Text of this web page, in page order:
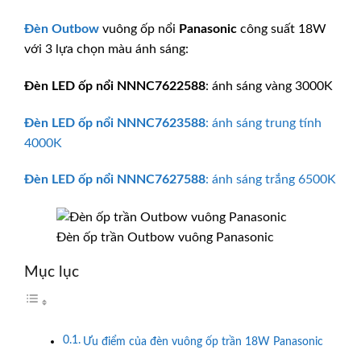
Đèn Outbow vuông ốp nổi Panasonic công suất 18W
với 3 lựa chọn màu ánh sáng:
Đèn LED ốp nổi NNNC7622588: ánh sáng vàng 3000K
Đèn LED ốp nổi NNNC7623588: ánh sáng trung tính
4000K
Đèn LED ốp nổi NNNC7627588: ánh sáng trắng 6500K
Đèn ốp trần Outbow vuông Panasonic
Mục lục
Ưu điểm của đèn vuông ốp trần 18W Panasonic